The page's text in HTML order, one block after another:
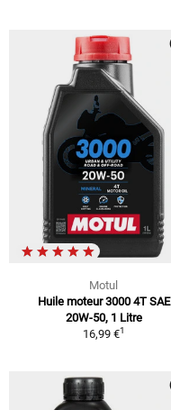
Motul
Huile moteur 3000 4T SAE
20W-50, 1 Litre
16,99 €1